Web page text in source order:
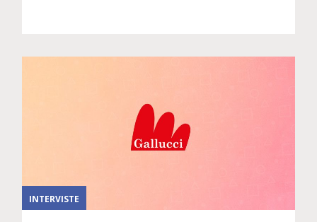
INTERVISTE